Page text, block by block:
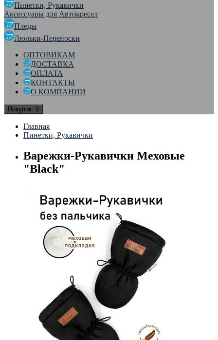
Пинетки, Рукавички
Аксессуары для Автокресел
Пледы
Люльки-Переноски
ОПТОВИКАМ
ДОСТАВКА
ОПЛАТА
КОНТАКТЫ
О КОМПАНИИ
Покупок: 0
Главная
Пинетки, Рукавички
Варежки-Рукавички Меховые
"Black"